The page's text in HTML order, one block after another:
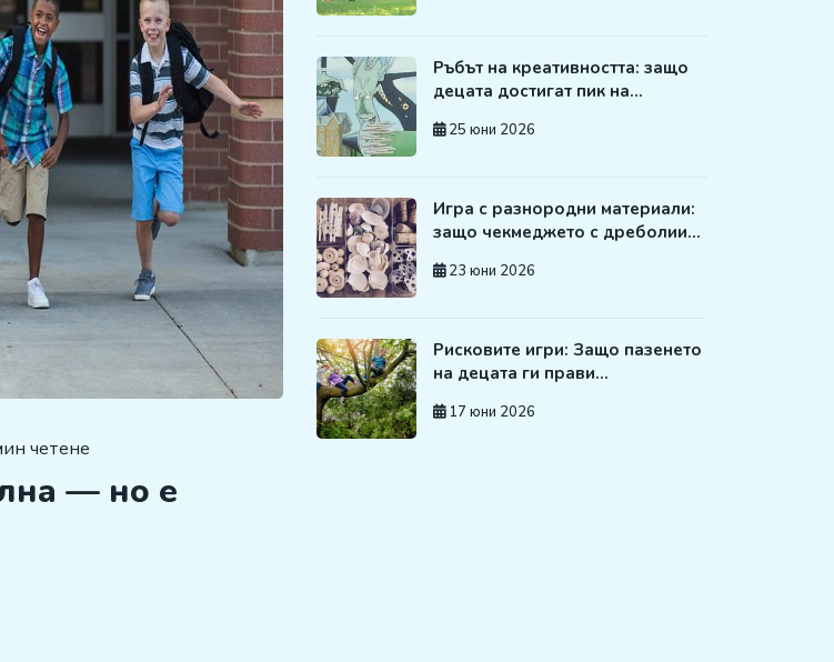
четене
— но е
Ръбът на креативността: защо
децата достигат пик на…
25 юни 2026
Игра с разнородни материали:
защо чекмеджето с дреболии…
23 юни 2026
Рисковите игри: Защо пазенето
на децата ги прави…
17 юни 2026